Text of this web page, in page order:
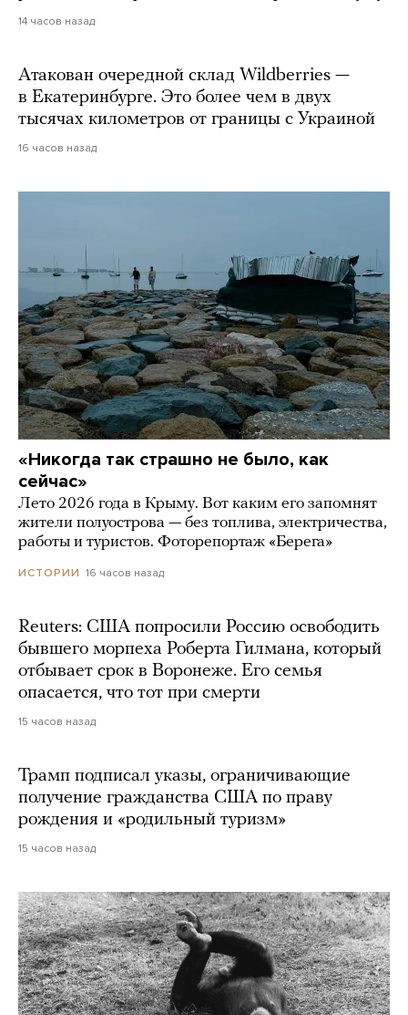
14 часов назад
Атакован очередной склад Wildberries —
в Екатеринбурге. Это более чем в двух
тысячах километров от границы с Украиной
16 часов назад
«Никогда так страшно не было, как
сейчас»
Лето 2026 года в Крыму. Вот каким его запомнят
жители полуострова — без топлива, электричества,
работы и туристов. Фоторепортаж «Берега»
ИСТОРИИ 16 часов назад
Reuters: США попросили Россию освободить
бывшего морпеха Роберта Гилмана, который
отбывает срок в Воронеже. Его семья
опасается, что тот при смерти
15 часов назад
Трамп подписал указы, ограничивающие
получение гражданства США по праву
рождения и «родильный туризм»
15 часов назад